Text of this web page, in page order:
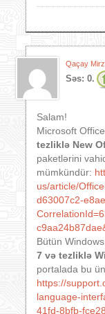
Qaçay
Səs: 0.
Salam!
Microsoft
tezliklə New
paketlərini
mümkündür:
us/article/
d63007c2-
Bütün
7 və tezliklə
portalada bu
https://
language-
41fd-8bfb-